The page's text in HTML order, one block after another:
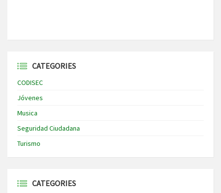
CATEGORIES
CODISEC
Jóvenes
Musica
Seguridad Ciudadana
Turismo
CATEGORIES